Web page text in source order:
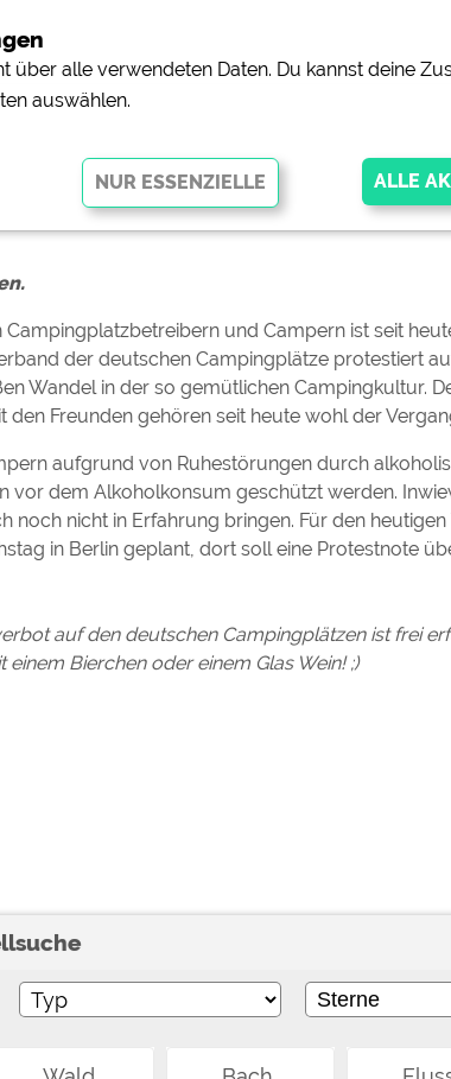
und Campern ist seit
der deutschen Campingplätze protestiert
Wandel in der so gemütlichen Campingkultur.
Freunden gehören seit heute wohl der
aufgrund von Ruhestörungen durch
vor dem Alkoholkonsum geschützt werden.
nicht in Erfahrung bringen. Für den heutigen
in Berlin geplant, dort soll eine Protestnote
auf den deutschen Campingplätzen ist frei
Bierchen oder einem Glas Wein!;)
über alle verwendeten Daten. Du kannst deine
auswählen.
Funktionen und sind für die einwandfreie Funktion
von
siehe Datenschutzerklärung des
https://policies.google.com/privacy
https://policies.google.com/privacy
https://policies.google.com/privacy